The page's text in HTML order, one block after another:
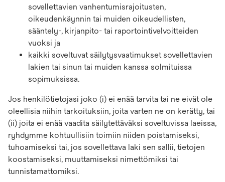
sovellettavien vanhentumisrajoitusten,
oikeudenkäynnin tai muiden oikeudellisten,
sääntely-, kirjanpito- tai raportointivelvoitteiden
vuoksi ja
kaikki soveltuvat säilytysvaatimukset sovellettavien
lakien tai sinun tai muiden kanssa solmituissa
sopimuksissa.
Jos henkilötietojasi joko (i) ei enää tarvita tai ne eivät ole
oleellisia niihin tarkoituksiin, joita varten ne on kerätty, tai
(ii) joita ei enää vaadita säilytettäväksi soveltuvissa laeissa,
ryhdymme kohtuullisiin toimiin niiden poistamiseksi,
tuhoamiseksi tai, jos sovellettava laki sen sallii, tietojen
koostamiseksi, muuttamiseksi nimettömiksi tai
tunnistamattomiksi.